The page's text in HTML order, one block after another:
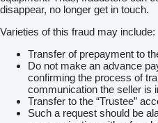
disappear, no longer get in touch.
Varieties of this fraud may include:
Transfer of prepayment to
Do not make an advance
confirming the process of
communication the seller is
Transfer to the “Trustee”
Such a request should be